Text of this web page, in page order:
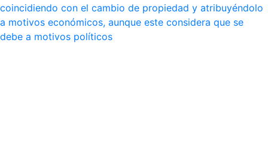
coincidiendo con el cambio de propiedad y atribuyéndolo
a motivos económicos, aunque este considera que se
debe a motivos políticos